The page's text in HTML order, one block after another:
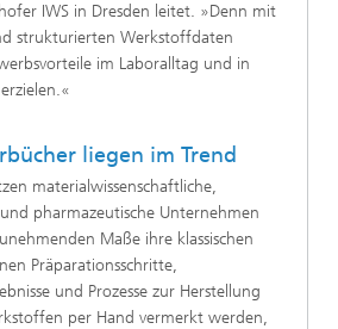
IWS in Dresden leitet. »Denn mit
strukturierten Werkstoffdaten
im Laboralltag und in
liegen im Trend
materialwissenschaftliche,
pharmazeutische Unternehmen
Maße ihre klassischen
Präparationsschritte,
und Prozesse zur Herstellung
per Hand vermerkt werden,